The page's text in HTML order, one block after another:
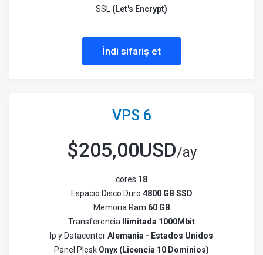
SSL (Let's Encrypt)
İndi sifariş et
VPS 6
$205,00USD/ay
cores 18
Espacio Disco Duro 4800 GB SSD
Memoria Ram 60 GB
Transferencia
Ilimitada 1000Mbit
Ip y DatacenterAlemania - Estados Unidos
Panel Plesk Onyx (Licencia 10 Dominios)